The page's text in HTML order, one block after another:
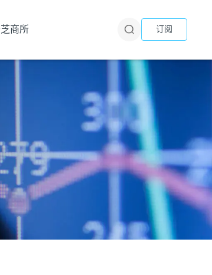
商所 订阅